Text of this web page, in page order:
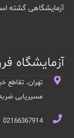
آزمایشگاهی گشته
آزمایشگاه
مسیریابی
02166367914